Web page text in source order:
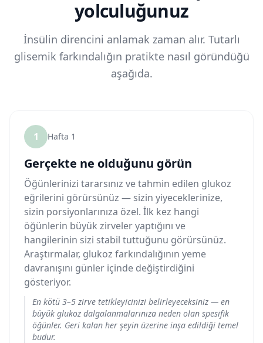
yolculuğunuz
İnsülin direncini anlamak zaman alır. Tutarlı
glisemik farkındalığın pratikte nasıl göründüğü
aşağıda.
1 Hafta 1
Gerçekte ne olduğunu görün
Öğünlerinizi tararsınız ve tahmin edilen glukoz
eğrilerini görürsünüz — sizin yiyeceklerinize,
sizin porsiyonlarınıza özel. İlk kez hangi
öğünlerin büyük zirveler yaptığını ve
hangilerinin sizi stabil tuttuğunu görürsünüz.
Araştırmalar, glukoz farkındalığının yeme
davranışını günler içinde değiştirdiğini
gösteriyor.
En kötü 3–5 zirve tetikleyicinizi belirleyeceksiniz — en
büyük glukoz dalgalanmalarınıza neden olan spesifik
öğünler. Geri kalan her şeyin üzerine inşa edildiği temel
budur.